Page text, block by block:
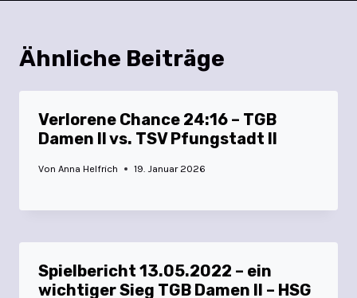
Ähnliche Beiträge
Verlorene Chance 24:16 – TGB
Damen II vs. TSV Pfungstadt II
Von Anna Helfrich 19. Januar 2026
Spielbericht 13.05.2022 – ein
wichtiger Sieg TGB Damen II – HSG